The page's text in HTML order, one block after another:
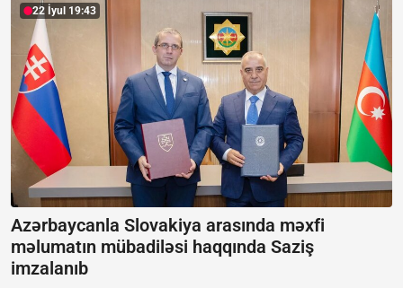
22 İyul 19:43
Azərbaycanla Slovakiya arasında məxfi
məlumatın mübadiləsi haqqında Saziş
imzalanıb